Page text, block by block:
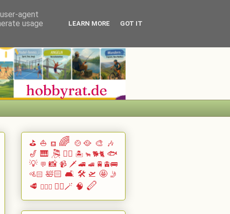
⛳ ⛵ ⛾ 🌈 🍲🥘 🎨 🎶
🎷 🎹 🎘 🏄🏽 🏝️ 🐂 🐕🐈 🐟
💡 💬 📸 📹 🗡️ 🚄 🚅 🚆🚊🚌
🚵🏻 🛀🏻 🛋️ 🛠️ 🛫 🤩 🤳
🥩 🧗🏻‍♀️ 🧙‍♂️🪄 🧠 🪈
agent
usage
LEARN MORE GOT IT